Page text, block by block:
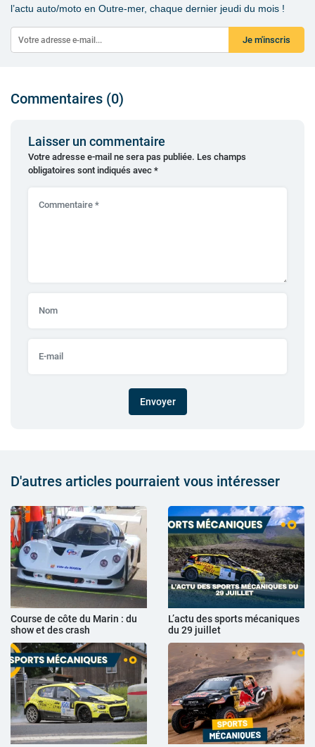
l’actu auto/moto en Outre-mer, chaque dernier jeudi du mois !
Je m'inscris
Commentaires (0)
Laisser un commentaire
Votre adresse e-mail ne sera pas publiée. Les champs
obligatoires sont indiqués avec *
Envoyer
D'autres articles pourraient vous intéresser
Course de côte du Marin : du
show et des crash
L’actu des sports mécaniques
du 29 juillet